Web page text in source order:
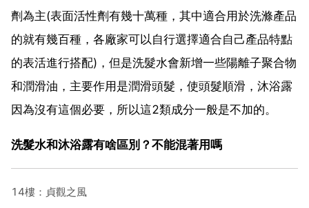
劑為主(表面活性劑有幾十萬種，其中適合用於洗滌產品
的就有幾百種，各廠家可以自行選擇適合自己產品特點
的表活進行搭配)，但是洗髮水會新增一些陽離子聚合物
和潤滑油，主要作用是潤滑頭髮，使頭髮順滑，沐浴露
因為沒有這個必要，所以這2類成分一般是不加的。
洗髮水和沐浴露有啥區別？不能混著用嗎
14樓：貞觀之風